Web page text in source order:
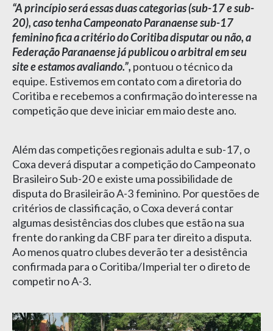
“A princípio será essas duas categorias (sub-17 e sub-
20), caso tenha Campeonato Paranaense sub-17
feminino fica a critério do Coritiba disputar ou não, a
Federação Paranaense já publicou o arbitral em seu
site e estamos avaliando.”, pontuou o técnico da
equipe. Estivemos em contato com a diretoria do
Coritiba e recebemos a confirmação do interesse na
competição que deve iniciar em maio deste ano.
Além das competições regionais adulta e sub-17, o
Coxa deverá disputar a competição do Campeonato
Brasileiro Sub-20 e existe uma possibilidade de
disputa do Brasileirão A-3 feminino. Por questões de
critérios de classificação, o Coxa deverá contar
algumas desistências dos clubes que estão na sua
frente do ranking da CBF para ter direito a disputa.
Ao menos quatro clubes deverão ter a desistência
confirmada para o Coritiba/Imperial ter o direto de
competir no A-3.